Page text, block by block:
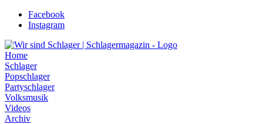
Zum
Inhalt
Facebook
Instagram
Home
Schlager
Popschlager
Partyschlager
Volksmusik
Videos
Archiv